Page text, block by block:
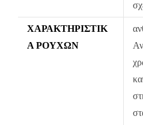
Όλα τα προϊόντα περνούν από μία
διαδικασία ελέγχου πριν από την
Σε περίπτωση που κάποιο προϊόν
πελάτη μας και είναι
χωρίς καμία οικονομική
ΧΑΡΑΚΤΗΡΙΣΤΙΚ
Ά ΡΟΎΧΩΝ